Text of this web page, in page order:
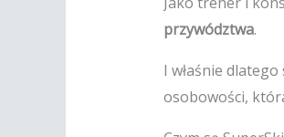
przywództwa.
I właśnie
osobowości,